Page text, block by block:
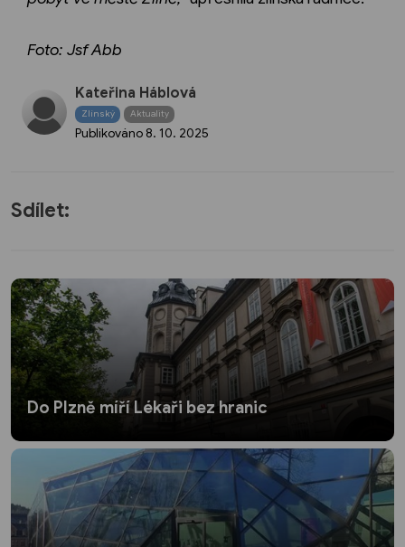
Foto: Jsf Abb
Kateřina Háblová
Zlínský Aktuality
Publikováno 8. 10. 2025
Sdílet:
Do Plzně míří Lékaři bez hranic